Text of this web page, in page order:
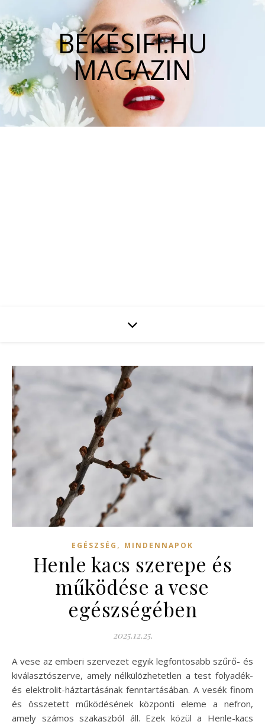
BÉKÉSIFI.HU
MAGAZIN
EGÉSZSÉG , MINDENNAPOK
Henle kacs szerepe és
működése a vese
egészségében
2025.12.25.
A vese az emberi szervezet egyik legfontosabb szűrő- és
kiválasztószerve, amely nélkülözhetetlen a test folyadék-
és elektrolit-háztartásának fenntartásában. A vesék finom
és összetett működésének központi eleme a nefron,
amely számos szakaszból áll. Ezek közül a Henle-kacs